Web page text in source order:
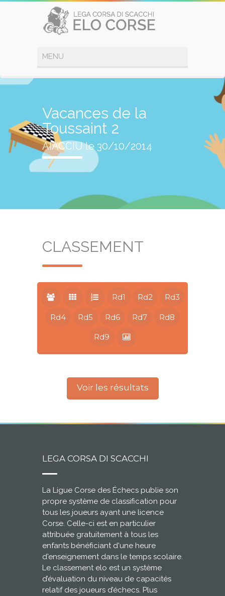
Vacances de la
Toussaint 2
AIACCIU le 30/10/2014
CLASSEMENT
Rd1 Rd2 Rd3
Rd4 Rd5 Rd6 Rd7 Rd8
Rd9
Voir les résultats
LEGA CORSA DI SCACCHI
La Ligue Corse des Échecs publie son
propre système de classification pour
tous les joueurs ayant une licence
Corse. Celle-ci est en particulier
attribuée gratuitement à tous les
enfants bénéficiant d'une heure
d'enseignement dans le temps scolaire.
Le classement elo est un système
d’évaluation du niveau de capacités
relatif des joueurs d’échecs. Plus